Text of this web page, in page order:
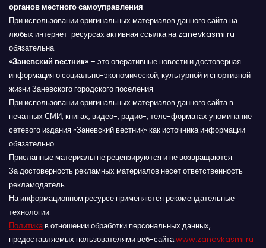
органов местного самоуправления.
При использовании оригинальных материалов данного сайта на
любых интернет-ресурсах активная ссылка на zanevkasmi.ru
обязательна.
«Заневский вестник» – это оперативные новости и достоверная
информация о социально-экономической, культурной и спортивной
жизни Заневского городского поселения.
При использовании оригинальных материалов данного сайта в
печатных СМИ, книгах, видео-, радио-, теле-форматах упоминание
сетевого издания «Заневский вестник» как источника информации
обязательно.
Присланные материалы не рецензируются и не возвращаются.
За достоверность рекламных материалов несет ответственность
рекламодатель.
На информационном ресурсе применяются рекомендательные
технологии.
Политикав отношении обработки персональных данных,
предоставляемых пользователями веб-сайтаwww.zanevkasmi.ru